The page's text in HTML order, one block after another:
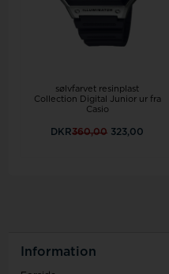
sølvfarvet resinplast
Collection Digital Junior ur fra
Casio
DKR360,00 323,00
Information